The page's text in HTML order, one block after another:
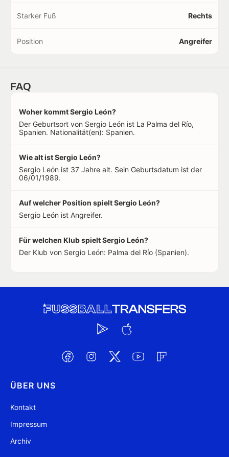
Starker Fuß Rechts
Position Angreifer
FAQ
Woher kommt Sergio León?
Der Geburtsort von Sergio León ist La Palma del Río,
Spanien. Nationalität(en): Spanien.
Wie alt ist Sergio León?
Sergio León ist 37 Jahre alt. Sein Geburtsdatum ist der
06/01/1989.
Auf welcher Position spielt Sergio León?
Sergio León ist Angreifer.
Für welchen Klub spielt Sergio León?
Der Klub von Sergio León: Palma del Río (Spanien).
ÜBER UNS
Kontakt
Impressum
Archiv